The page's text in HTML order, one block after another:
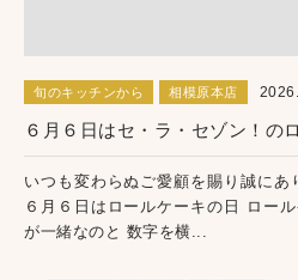
旬のキッチンから 相模原本店
６月６日はセ・ラ・セゾン！の
いつも変わらぬご愛顧を賜り誠に
６月６日はロールケーキの日 ロー
が一緒なのと 数字を横...